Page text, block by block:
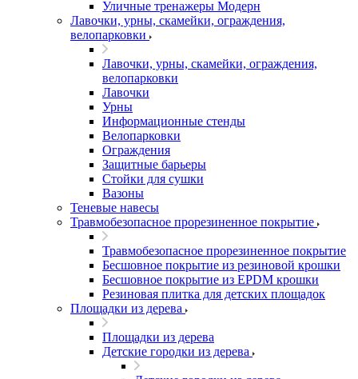
Уличные тренажеры Модерн
Лавочки, урны, скамейки, ограждения,
велопарковки
Лавочки, урны, скамейки, ограждения,
велопарковки
Лавочки
Урны
Информационные стенды
Велопарковки
Ограждения
Защитные барьеры
Стойки для сушки
Вазоны
Теневые навесы
Травмобезопасное прорезиненное покрытие
Травмобезопасное прорезиненное покрытие
Бесшовное покрытие из резиновой крошки
Бесшовное покрытие из EPDM крошки
Резиновая плитка для детских площадок
Площадки из дерева
Площадки из дерева
Детские городки из дерева